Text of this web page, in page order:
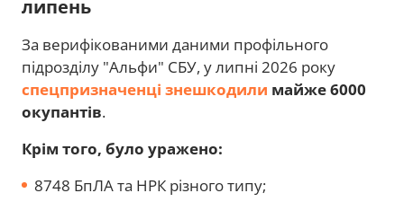
липень
За верифікованими даними профільного
підрозділу "Альфи" СБУ, у липні 2026 року
спецпризначенці знешкодили майже 6000
окупантів.
Крім того, було уражено:
8748 БпЛА та НРК різного типу;